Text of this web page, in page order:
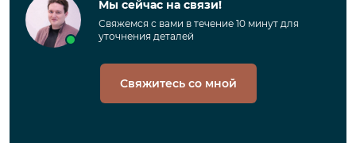
Мы сейчас на связи!
Свяжемся с вами в течение 10 минут для
уточнения деталей
Свяжитесь со мной